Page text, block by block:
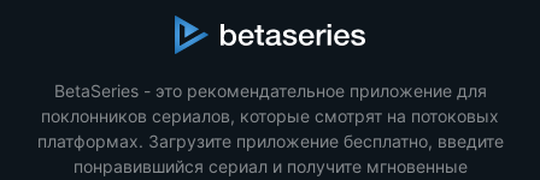
BetaSeries - это рекомендательное приложение для
поклонников сериалов, которые смотрят на потоковых
платформах. Загрузите приложение бесплатно, введите
понравившийся сериал и получите мгновенные